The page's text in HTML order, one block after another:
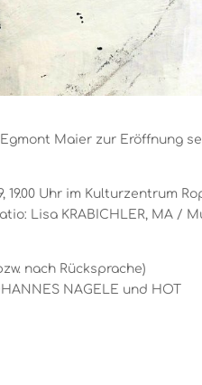
Maier zur Eröffnung
19.00 Uhr im Kulturzentrum
Lisa KRABICHLER, MA /
nach Rücksprache)
NAGELE und HOT